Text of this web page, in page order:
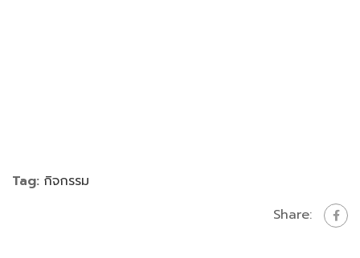
Tag: กิจกรรม
Share: